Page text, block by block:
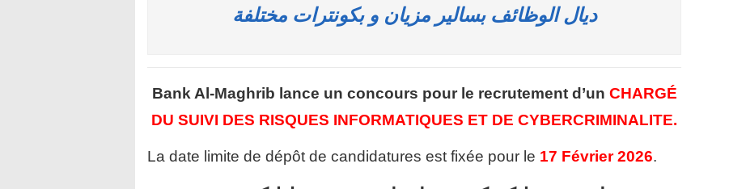
ديال الوظائف بسالير مزيان و بكونترات مختلفة
Bank Al-Maghrib lance un concours pour le recrutement d’un CHARGÉ
DU SUIVI DES RISQUES INFORMATIQUES ET DE CYBERCRIMINALITE.
La date limite de dépôt de candidatures est fixée pour le 17 Février 2026.